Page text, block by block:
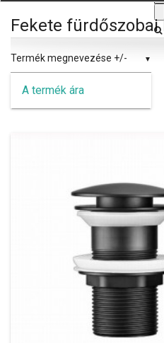
Fekete
Termék megnevezése +/-
A termék ára